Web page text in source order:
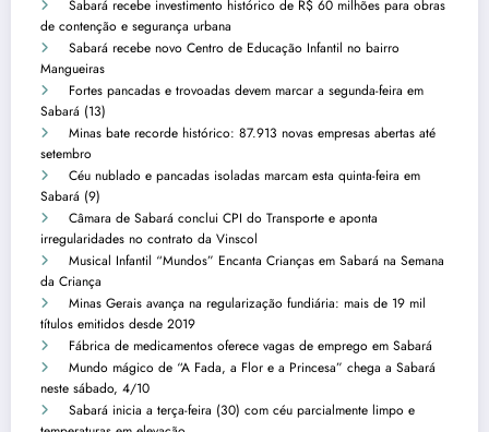
Sabará recebe investimento histórico de R$ 60 milhões para obras
de contenção e segurança urbana
Sabará recebe novo Centro de Educação Infantil no bairro
Mangueiras
Fortes pancadas e trovoadas devem marcar a segunda-feira em
Sabará (13)
Minas bate recorde histórico: 87.913 novas empresas abertas até
setembro
Céu nublado e pancadas isoladas marcam esta quinta-feira em
Sabará (9)
Câmara de Sabará conclui CPI do Transporte e aponta
irregularidades no contrato da Vinscol
Musical Infantil “Mundos” Encanta Crianças em Sabará na Semana
da Criança
Minas Gerais avança na regularização fundiária: mais de 19 mil
títulos emitidos desde 2019
Fábrica de medicamentos oferece vagas de emprego em Sabará
Mundo mágico de “A Fada, a Flor e a Princesa” chega a Sabará
neste sábado, 4/10
Sabará inicia a terça-feira (30) com céu parcialmente limpo e